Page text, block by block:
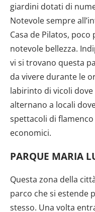
giardini dotati di
Notevole sempre
Casa de Pilatos,
notevole bellezza.
vi si trovano questa
da vivere durante le
labirinto di vicoli
alternano a locali
spettacoli di
economici.
PARQUE MARIA
Questa zona della
parco che si estende
stesso. Una volta